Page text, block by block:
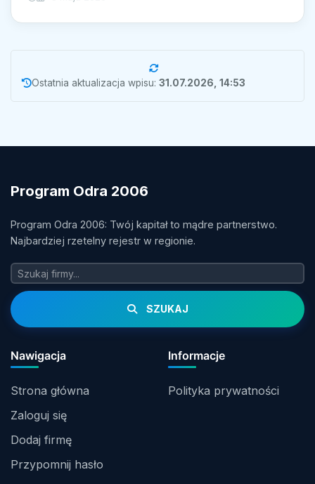
Ostatnia aktualizacja wpisu: 31.07.2026, 14:53
Program Odra 2006
Program Odra 2006: Twój kapitał to mądre partnerstwo.
Najbardziej rzetelny rejestr w regionie.
SZUKAJ
Nawigacja
Strona główna
Zaloguj się
Dodaj firmę
Przypomnij hasło
Informacje
Polityka prywatności